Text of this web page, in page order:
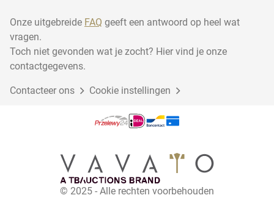
Onze uitgebreide FAQ geeft een antwoord op heel wat
vragen.
Toch niet gevonden wat je zocht? Hier vind je onze
contactgegevens.
Contacteer ons Cookie instellingen
© 2025 - Alle rechten voorbehouden